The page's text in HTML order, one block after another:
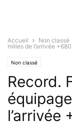
Accueil Non classé
milles de l’arrivée
Non classé
Record.
l’arrivée